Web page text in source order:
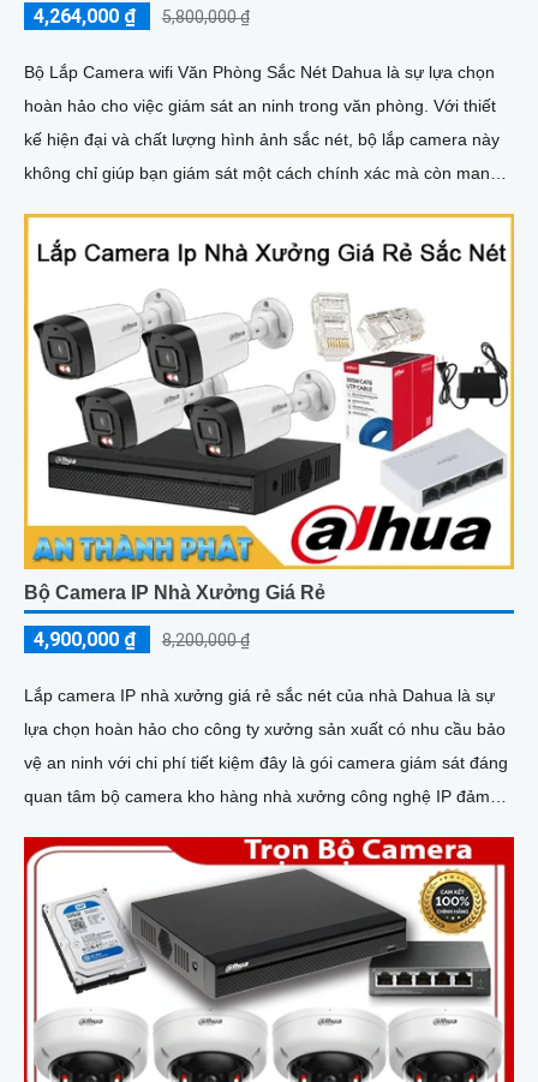
4,264,000 ₫ 5,800,000 ₫
Bộ Lắp Camera wifi Văn Phòng Sắc Nét Dahua là sự lựa chọn
hoàn hảo cho việc giám sát an ninh trong văn phòng. Với thiết
kế hiện đại và chất lượng hình ảnh sắc nét, bộ lắp camera này
không chỉ giúp bạn giám sát một cách chính xác mà còn mang
Bộ Camera IP Nhà Xưởng Giá Rẻ
4,900,000 ₫ 8,200,000 ₫
Lắp camera IP nhà xưởng giá rẻ sắc nét của nhà Dahua là sự
lựa chọn hoàn hảo cho công ty xưởng sản xuất có nhu cầu bảo
vệ an ninh với chi phí tiết kiệm đây là gói camera giám sát đáng
quan tâm bộ camera kho hàng nhà xưởng công nghệ IP đảm
với bộ camera camera IP Dahua bảo vệ an ninh cho xưởng sản
xuất tuyệt đối.